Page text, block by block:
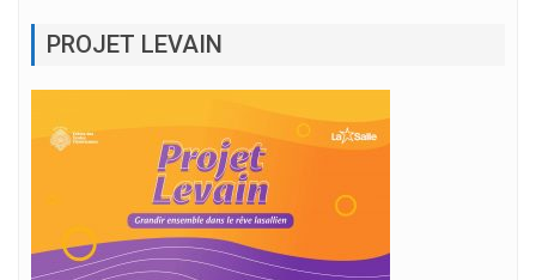
PROJET LEVAIN